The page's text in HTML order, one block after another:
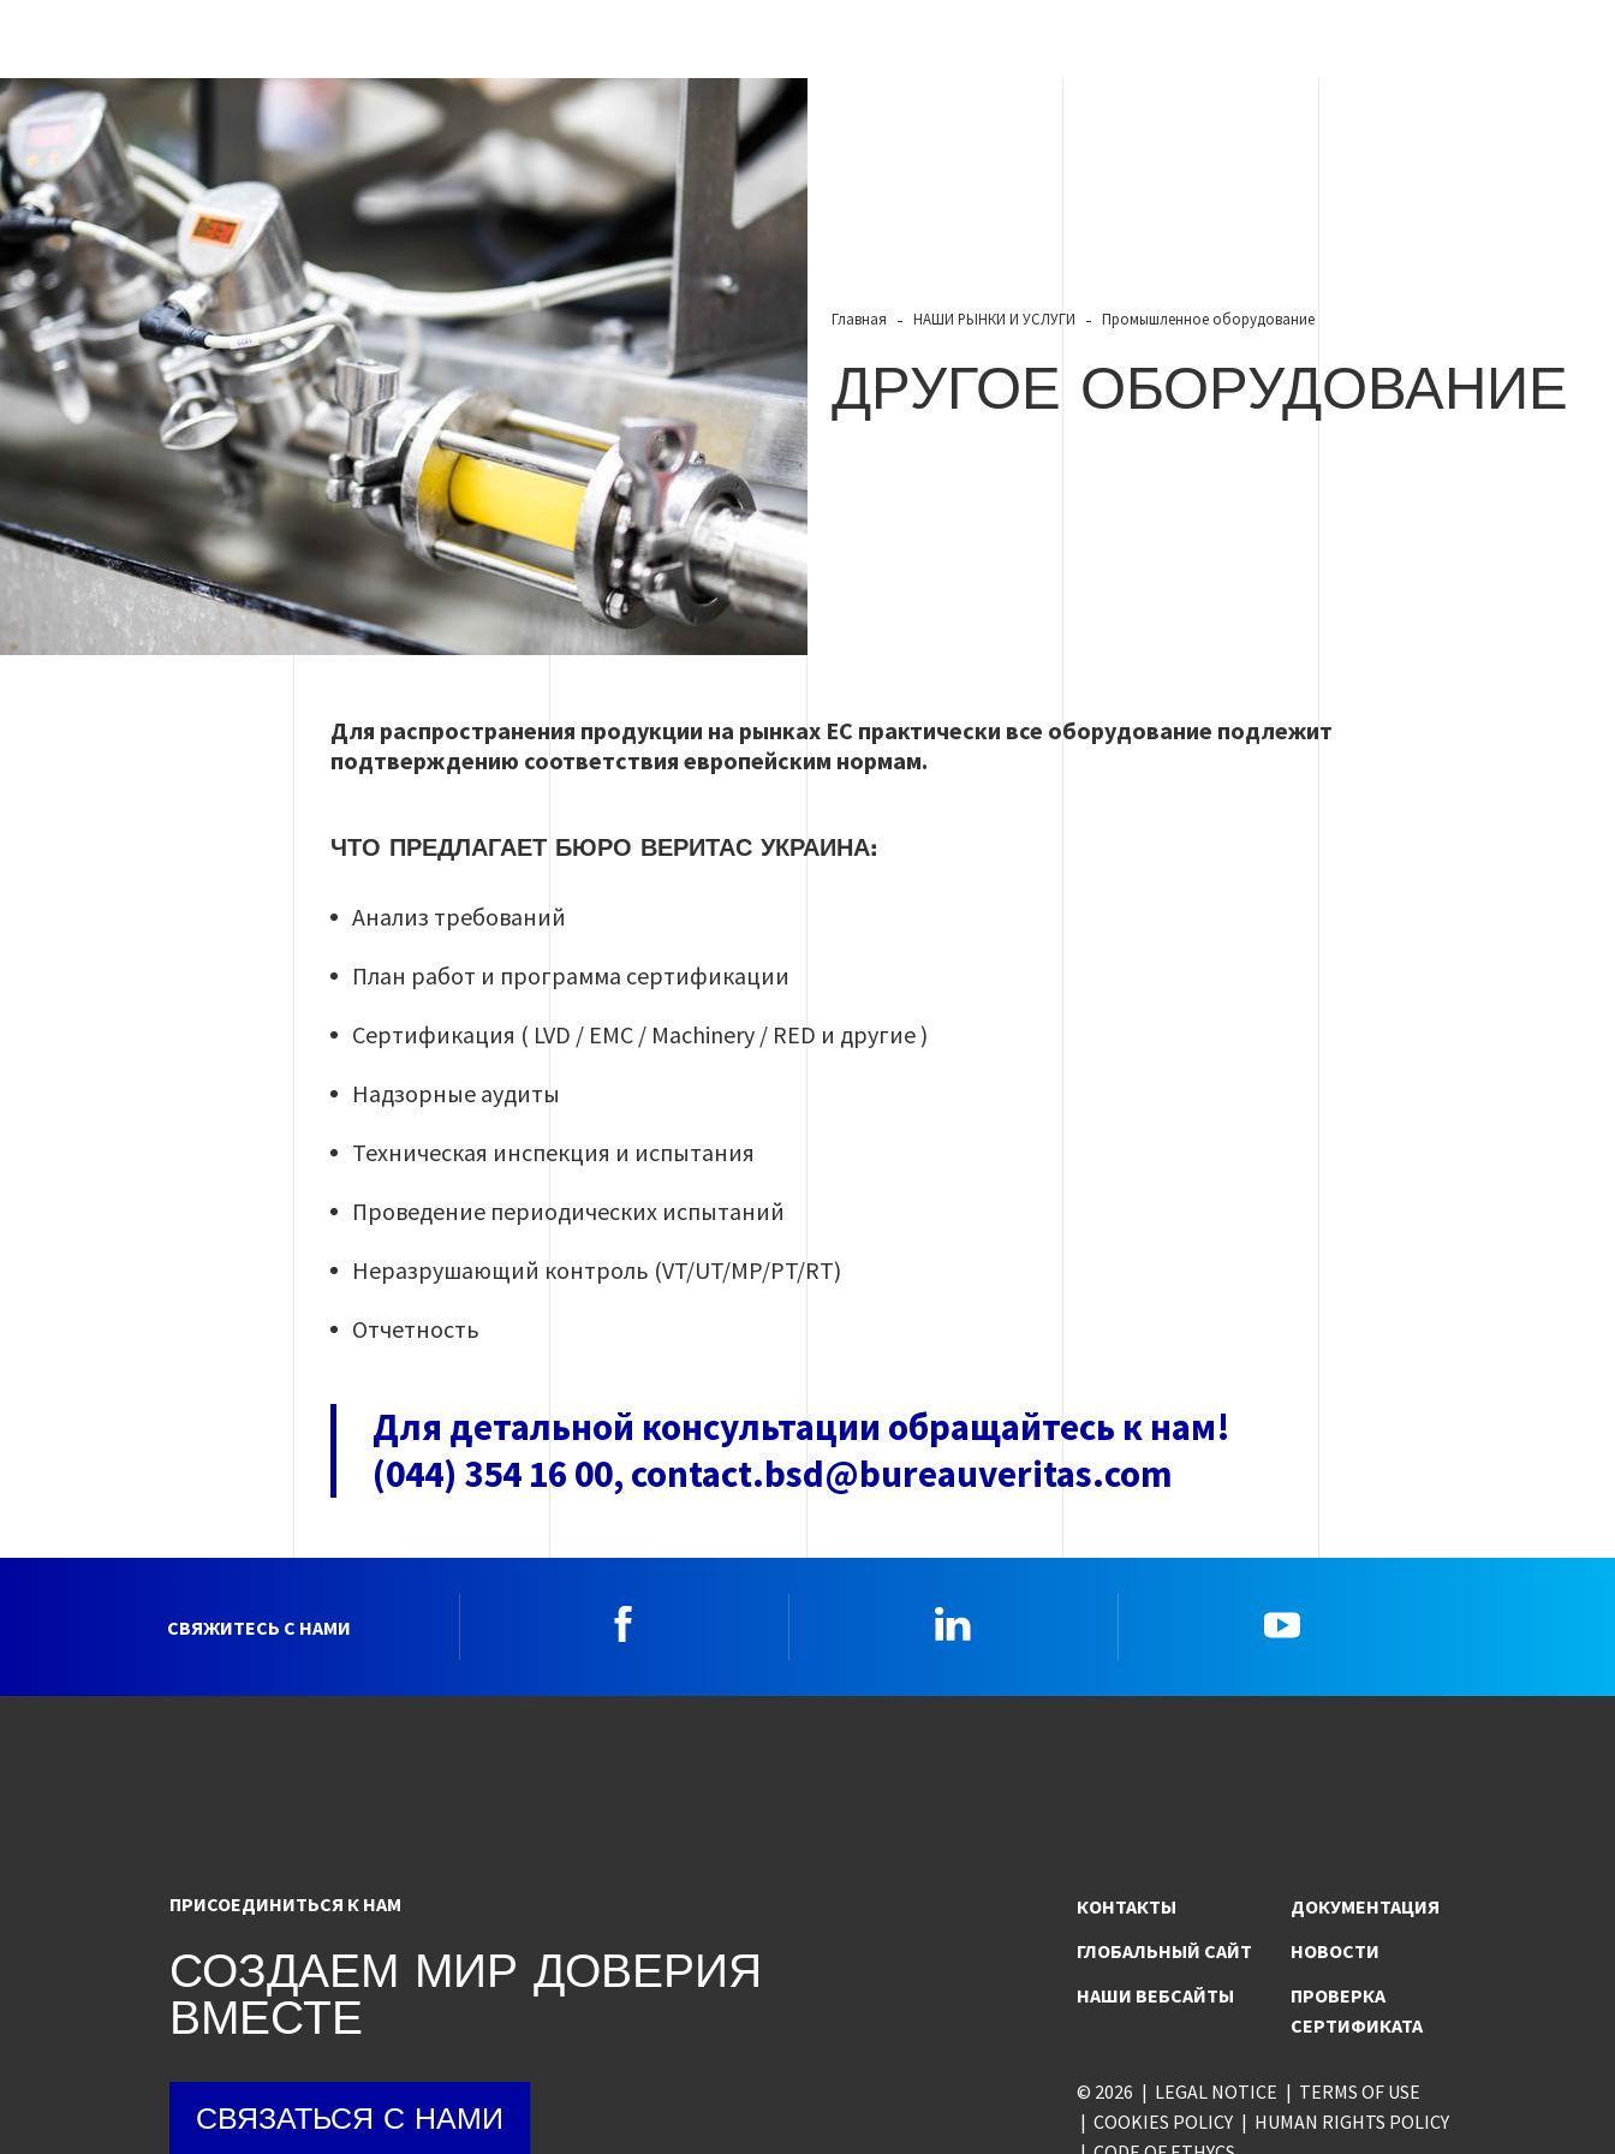
Інше обладнання
Главная НАШИ РЫНКИ И УСЛУГИ Промышленное оборудование
ДРУГОЕ ОБОРУДОВАНИЕ
Для распространения продукции на рынках ЕС практически все оборудование подлежит
подтверждению соответствия европейским нормам.
ЧТО ПРЕДЛАГАЕТ БЮРО ВЕРИТАС УКРАИНА:
Анализ требований
План работ и программа сертификации
Cертификация ( LVD / EMC / Machinery / RED и другие )
Надзорные аудиты
Техническая инспекция и испытания
Проведение периодических испытаний
Неразрушающий контроль (VT/UT/MP/PT/RT)
Отчетность
Для детальной консультации обращайтесь к нам!
(044) 354 16 00, contact.bsd@bureauveritas.com
СВЯЖИТЕСЬ С НАМИ
ПРИСОЕДИНИТЬСЯ К НАМ
СОЗДАЕМ МИР ДОВЕРИЯ
ВМЕСТЕ
СВЯЗАТЬСЯ С НАМИ
КОНТАКТЫ
ГЛОБАЛЬНЫЙ САЙТ
НАШИ ВЕБСАЙТЫ
ДОКУМЕНТАЦИЯ
НОВОСТИ
ПРОВЕРКА
СЕРТИФИКАТА
© 2026 LEGAL NOTICE
TERMS OF USE
COOKIES POLICY
HUMAN RIGHTS POLICY